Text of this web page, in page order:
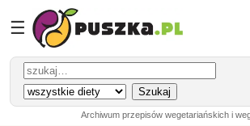
☰
Archiwum przepisów wegetariańskich i